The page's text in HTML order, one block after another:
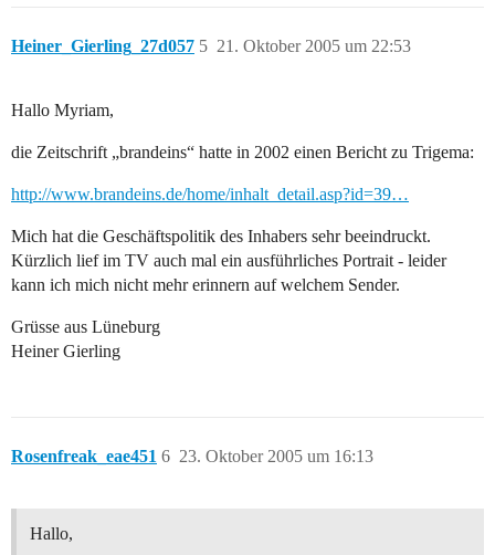
Heiner_Gierling_27d057 21. Oktober 2005 um 22:53
5
Hallo Myriam,
die Zeitschrift „brandeins“ hatte in 2002 einen Bericht zu Trigema:
http://www.brandeins.de/home/inhalt_detail.asp?id=39…
Mich hat die Geschäftspolitik des Inhabers sehr beeindruckt.
Kürzlich lief im TV auch mal ein ausführliches Portrait - leider
kann ich mich nicht mehr erinnern auf welchem Sender.
Grüsse aus Lüneburg
Heiner Gierling
Rosenfreak_eae451 23. Oktober 2005 um 16:13
6
Hallo,